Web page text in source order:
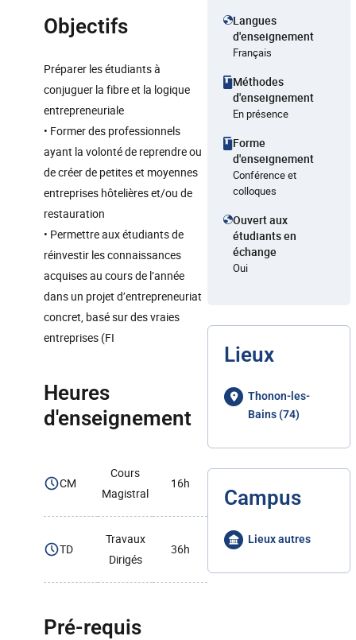
Objectifs
Préparer les étudiants à
conjuguer la fibre et la logique
entrepreneuriale
• Former des professionnels
ayant la volonté de reprendre ou
de créer de petites et moyennes
entreprises hôtelières et/ou de
restauration
• Permettre aux étudiants de
réinvestir les connaissances
acquises au cours de l’année
dans un projet d’entrepreneuriat
concret, basé sur des vraies
entreprises (FI
Heures
d'enseignement
CM
Cours
Magistral
16h
TD
Travaux
Dirigés
36h
Pré-requis
Langues
d'enseignement
Français
Méthodes
d'enseignement
En présence
Forme
d'enseignement
Conférence et
colloques
Ouvert aux
étudiants en
échange
Oui
Lieux
Thonon-les-
Bains (74)
Campus
Lieux autres